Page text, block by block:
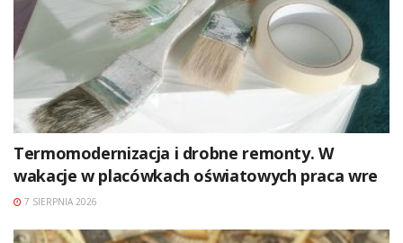
Termomodernizacja i drobne remonty. W
wakacje w placówkach oświatowych praca wre
7 SIERPNIA 2026